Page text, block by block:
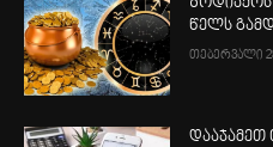
ზოდიაქოს
წელს
თებერვალი
დააჯამეთ